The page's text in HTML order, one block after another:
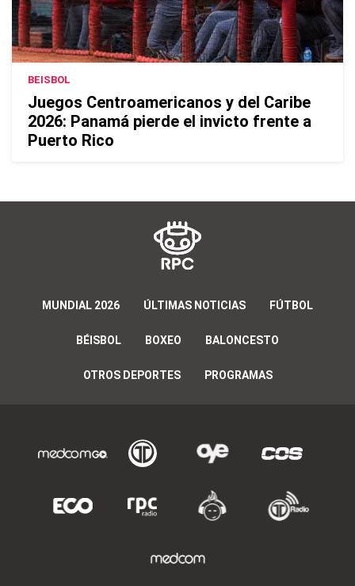
BEISBOL
Juegos Centroamericanos y del Caribe
2026: Panamá pierde el invicto frente a
Puerto Rico
MUNDIAL 2026 ÚLTIMAS NOTICIAS FÚTBOL
BÉISBOL BOXEO BALONCESTO
OTROS DEPORTES PROGRAMAS